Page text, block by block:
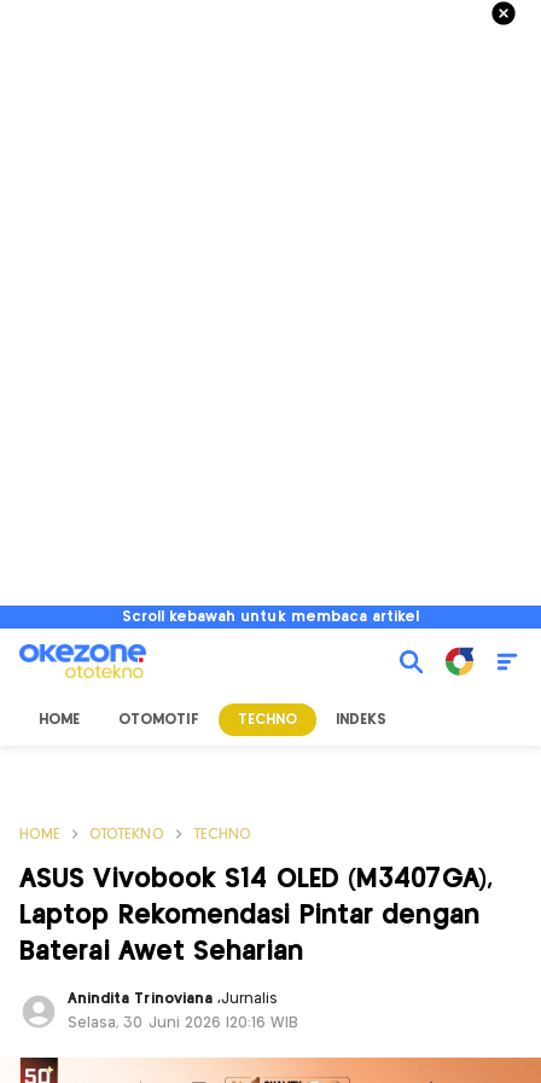
Scroll kebawah untuk membaca artikel
HOME OTOMOTIF TECHNO INDEKS
HOME OTOTEKNO TECHNO
ASUS Vivobook S14 OLED (M3407GA),
Laptop Rekomendasi Pintar dengan
Baterai Awet Seharian
Anindita Trinoviana ,Jurnalis
Selasa, 30 Juni 2026 |20:16 WIB